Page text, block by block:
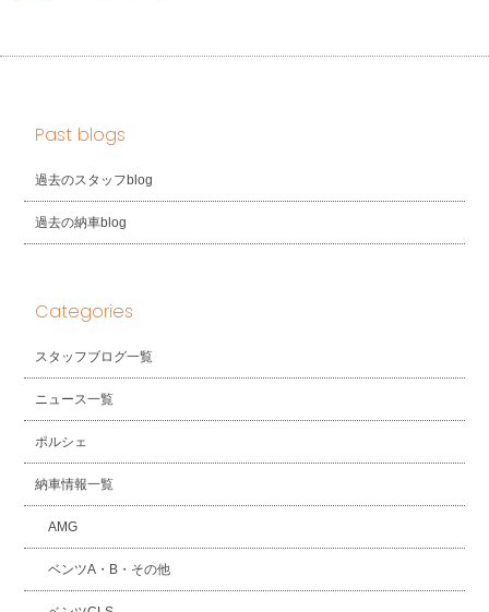
Past blogs
過去のスタッフblog
過去の納車blog
Categories
スタッフブログ一覧
ニュース一覧
ポルシェ
納車情報一覧
AMG
ベンツA・B・その他